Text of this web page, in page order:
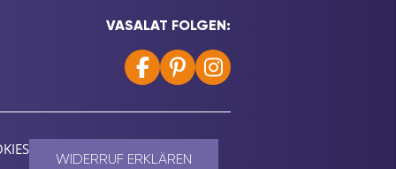
VASALAT FOLGEN:
WIDERRUF ERKLÄREN